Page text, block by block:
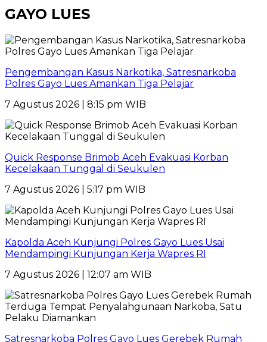
GAYO LUES
Pengembangan Kasus Narkotika, Satresnarkoba
Polres Gayo Lues Amankan Tiga Pelajar
7 Agustus 2026 | 8:15 pm WIB
Quick Response Brimob Aceh Evakuasi Korban
Kecelakaan Tunggal di Seukulen
7 Agustus 2026 | 5:17 pm WIB
Kapolda Aceh Kunjungi Polres Gayo Lues Usai
Mendampingi Kunjungan Kerja Wapres RI
7 Agustus 2026 | 12:07 am WIB
Satresnarkoba Polres Gayo Lues Gerebek Rumah